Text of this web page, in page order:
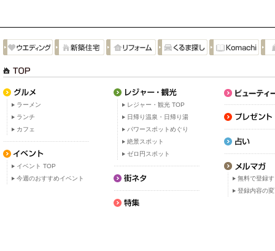
ラーメン
ランチ
カフェ
イベント TOP
今週のおすすめイベント
レジャー・観光 TOP
日帰り温泉・日帰り湯
パワースポットめぐり
絶景スポット
ゼロ円スポット
無料で登録
登録内容の